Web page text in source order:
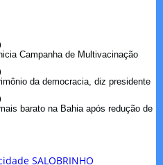
Campanha de Multivacinação
da democracia, diz presidente
barato na Bahia após redução de